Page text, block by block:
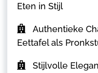
Eten in Stijl
Authentieke
Eettafel als
Stijlvolle